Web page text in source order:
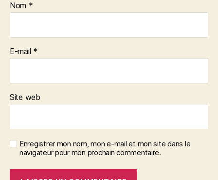
Nom *
E-mail *
Site web
Enregistrer mon nom, mon e-mail et mon site dans le
navigateur pour mon prochain commentaire.